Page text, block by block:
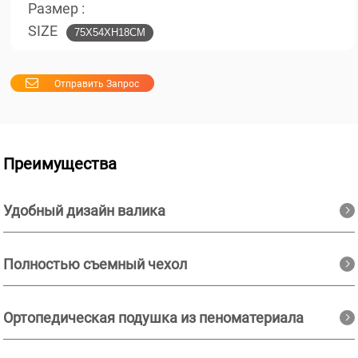
Размер :
SIZE
75X54XH18CM
Отправить Запрос
Преимущества
Удобный дизайн валика
Полностью съемный чехол
Ортопедическая подушка из пеноматериала